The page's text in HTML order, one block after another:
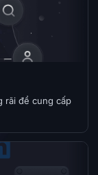
rãi để cung cấp